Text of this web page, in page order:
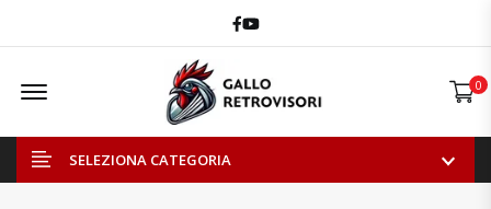
Facebook
Youtube
Offcanvas Menu Open 0
SELEZIONA CATEGORIA